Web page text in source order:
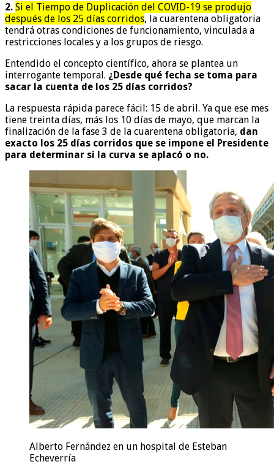
2. Si el Tiempo de Duplicación del COVID-19 se produjo
después de los 25 días corridos, la cuarentena obligatoria
tendrá otras condiciones de funcionamiento, vinculada a
restricciones locales y a los grupos de riesgo.
Entendido el concepto científico, ahora se plantea un
interrogante temporal. ¿Desde qué fecha se toma para
sacar la cuenta de los 25 días corridos?
La respuesta rápida parece fácil: 15 de abril. Ya que ese mes
tiene treinta días, más los 10 días de mayo, que marcan la
finalización de la fase 3 de la cuarentena obligatoria, dan
exacto los 25 días corridos que se impone el Presidente
para determinar si la curva se aplacó o no.
Alberto Fernández en un hospital de Esteban
Echeverría